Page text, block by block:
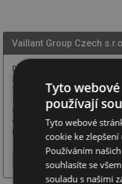
Vaillant Group Czech
Díky již více než 150 letům
zkušeností vám značka
Vaillant poskytuje efektivní
a ekologická řešení
v oblasti vytápění, ohřevu
vody, chlazení či větrání. V
kotle, tepelná čerpadla,
Chci další
Tyto
používají
Tyto webové
cookie ke
Používáním
souhlasíte se
souladu s našimi